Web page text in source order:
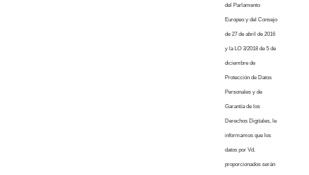
del Parlamento
Europeo y del Consejo
de 27 de abril de 2016
y la LO 3/2018 de 5 de
diciembre de
Protección de Datos
Personales y de
Garantía de los
Derechos Digitales, le
informamos que los
datos por Vd.
proporcionados serán